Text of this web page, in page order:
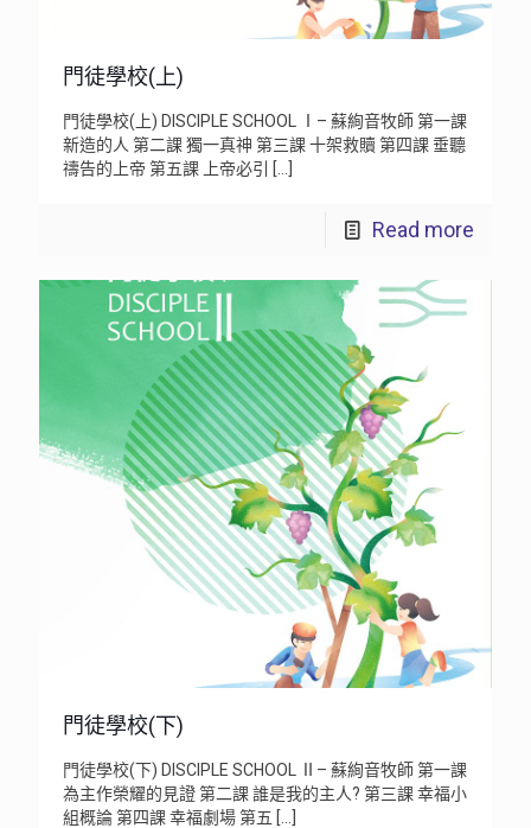
門徒學校(上)
門徒學校(上) DISCIPLE SCHOOL Ⅰ– 蘇絢音牧師 第一課
新造的人 第二課 獨一真神 第三課 十架救贖 第四課 垂聽
禱告的上帝 第五課 上帝必引
[…]
Read more
門徒學校(下)
門徒學校(下) DISCIPLE SCHOOL Ⅱ– 蘇絢音牧師 第一課
為主作榮耀的見證 第二課 誰是我的主人? 第三課 幸福小
組概論 第四課 幸福劇場 第五 […]